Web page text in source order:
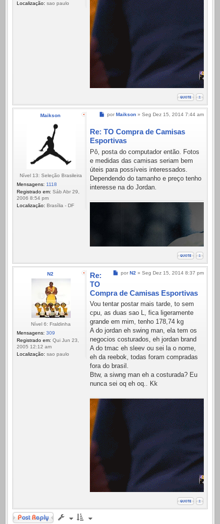
Localização: sao paulo
Maikson
Nível 13: Seleção Brasileira
Mensagens: 1118
Registrado em: Sáb Abr 29,
2006 8:54 pm
Localização: Brasília - DF
Mensagem
por Maikson » Seg Dez 15, 2014 7:44 am
Re: TO Compra de Camisas
Esportivas
Pô, posta do computador então. Fotos
e medidas das camisas seriam bem
úteis para possíveis interessados.
Dependendo do tamanho e preço tenho
interesse na do Jordan.
N2
Nível 6: Fraldinha
Mensagens: 309
Registrado em: Qui Jun 23,
2005 12:12 am
Localização: sao paulo
Mensagem
por N2 » Seg Dez 15, 2014 8:37 pm
Re:
TO
Compra de Camisas Esportivas
Vou tentar postar mais tarde, to sem
cpu, as duas sao L, fica ligeramente
grande em mim, tenho 178,74 kg
A do jordan eh swing man, ela tem os
negocios costurados, eh jordan brand
A do tmac eh sleev ou sei la o nome,
eh da reebok, todas foram compradas
fora do brasil.
Btw, a siwng man eh a costurada? Eu
nunca sei oq eh oq.. Kk
Responder